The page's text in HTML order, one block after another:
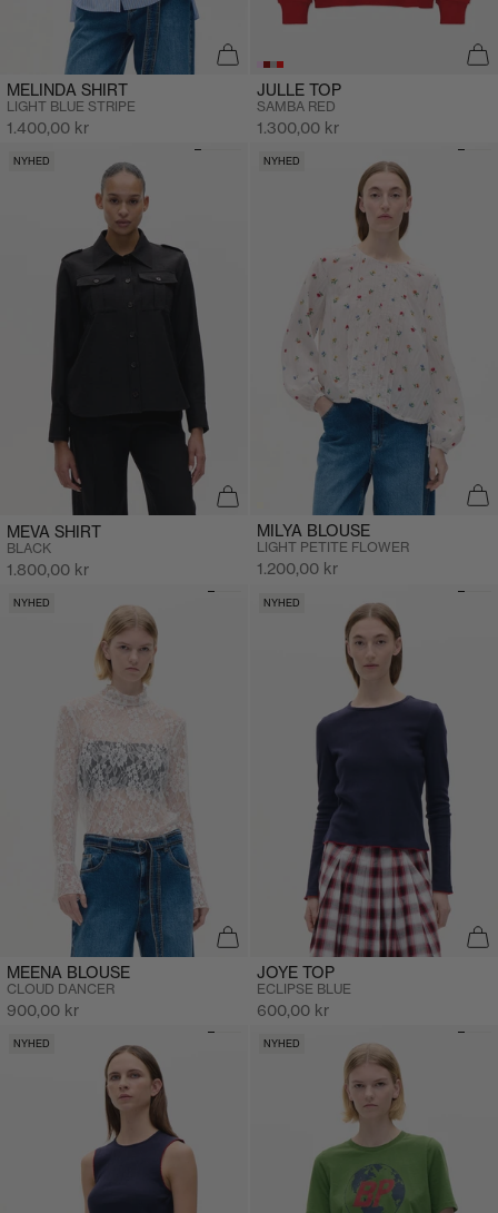
MELINDA SHIRT
LIGHT BLUE STRIPE
Salgspris
1.400,00 kr
JULLE TOP
SAMBA RED
Salgspris
1.300,00 kr
NYHED
MEVA SHIRT
BLACK
Salgspris
1.800,00 kr
NYHED
MILYA BLOUSE
LIGHT PETITE FLOWER
Salgspris
1.200,00 kr
NYHED
MEENA BLOUSE
CLOUD DANCER
Salgspris
900,00 kr
NYHED
JOYE TOP
ECLIPSE BLUE
Salgspris
600,00 kr
NYHED NYHED